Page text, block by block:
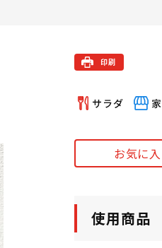
お気に
使用商品